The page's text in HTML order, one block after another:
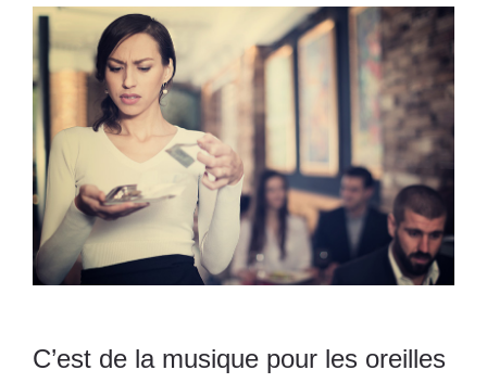
C’est de la musique pour les oreilles